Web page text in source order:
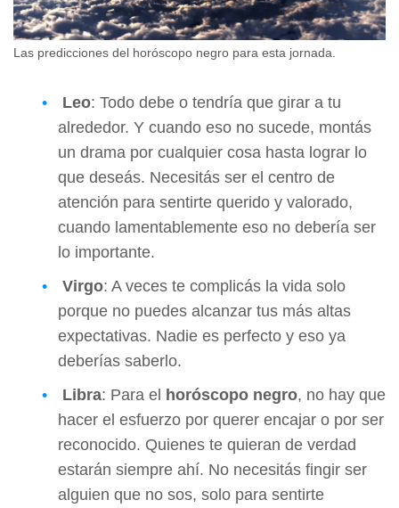
Las predicciones del horóscopo negro para esta jornada.
Leo: Todo debe o tendría que girar a tu
alrededor. Y cuando eso no sucede, montás
un drama por cualquier cosa hasta lograr lo
que deseás. Necesitás ser el centro de
atención para sentirte querido y valorado,
cuando lamentablemente eso no debería ser
lo importante.
Virgo: A veces te complicás la vida solo
porque no puedes alcanzar tus más altas
expectativas. Nadie es perfecto y eso ya
deberías saberlo.
Libra: Para el horóscopo negro, no hay que
hacer el esfuerzo por querer encajar o por ser
reconocido. Quienes te quieran de verdad
estarán siempre ahí. No necesitás fingir ser
alguien que no sos, solo para sentirte